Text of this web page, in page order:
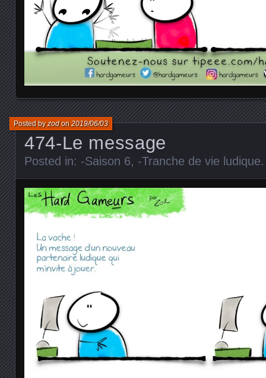
474-Le message
Posted byzodon2019/06/03
Posted in: -Saison 6, -Tranche de vie ludique